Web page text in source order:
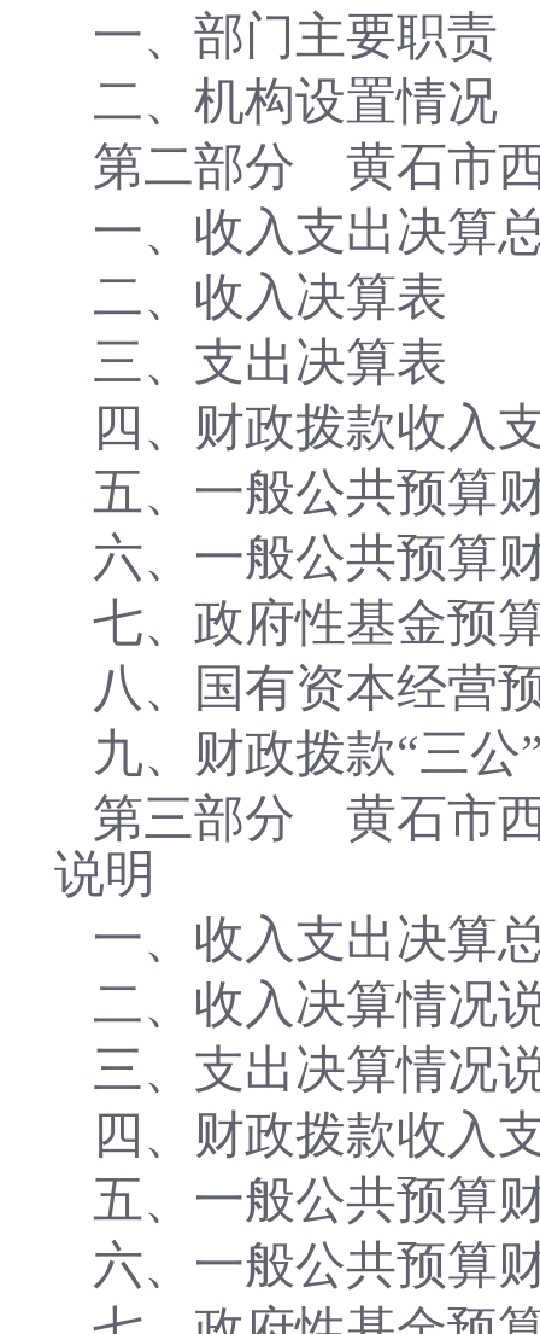
一、部门主要职责
二、 机构设置情况
第二部分 黄石市
一、收入支出决算
二、收入决算表
三、支出决算表
四、财政拨款收入
五、一般公共预算
六、一般公共预算
七、政府性基金预
八 、国有资本经营
九、财政拨款“三公
第三部分 黄石市
说明
一、收入支出决算
二、收入决算情况
三、支出决算情况
四、财政拨款收入
五、一般公共预算
六、一般公共预算